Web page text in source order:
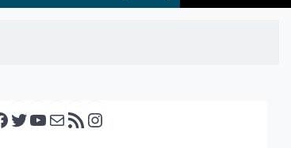
Facebook Twitter YouTube E-mail RSS feed